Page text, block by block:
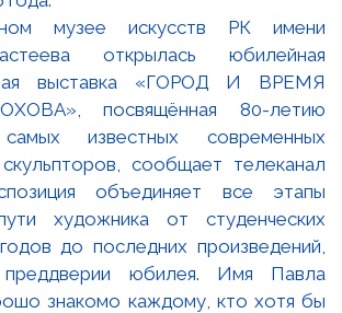
музее искусств РК имени
открылась юбилейная
выставка «ГОРОД И ВРЕМЯ
посвящённая 80-летию
известных современных
скульпторов, сообщает телеканал
объединяет все этапы
художника от студенческих
до последних произведений,
юбилея. Имя Павла
знакомо каждому, кто хотя бы